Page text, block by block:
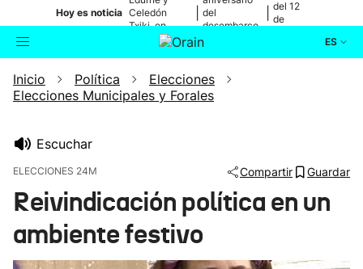
Hoy es noticia Celedón
Txiki, en
directo
del
desembarco
de Elkano
del 12
de
ES
Buscador Actualidad
Ikusmiran
Eguraldia
Inicio Política
Elecciones
Elecciones Municipales y Forales
Escuchar
ELECCIONES 24M Compartir Guardar
Reivindicación política en un
ambiente festivo